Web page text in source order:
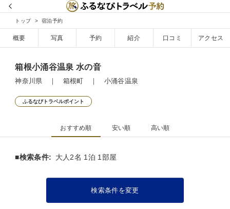
トップ 宿泊予約
概要 写真 予約 紹介 口コミ アクセス
箱根小涌谷温泉 水の音
神奈川県 ｜ 箱根町 ｜ 小涌谷温泉
ふるなびトラベルポイント
おすすめ順 安い順 高い順
■検索条件: 大人2名 1泊 1部屋
検索条件を変更